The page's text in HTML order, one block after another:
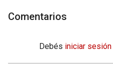
Comentarios
Debés iniciar sesión